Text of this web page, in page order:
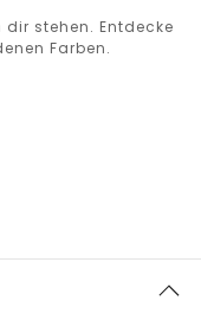
stehen. Entdecke
Farben.